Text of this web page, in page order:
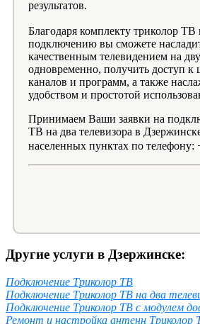
результатов.
Благодаря комплекту триколор
подключению вы сможете
качественным телевидением на
одновременно, получить доступ
каналов и программ, а также
удобством и простотой
Принимаем Ваши заявки на
ТВ на два телевизора в
населенных пунктах по телефону:
Другие услуги в Дзержинске:
Подключение Триколор ТВ
Подключение Триколор ТВ на два
Подключение Триколор ТВ с модулем
Ремонт и настройка антенн Триколор